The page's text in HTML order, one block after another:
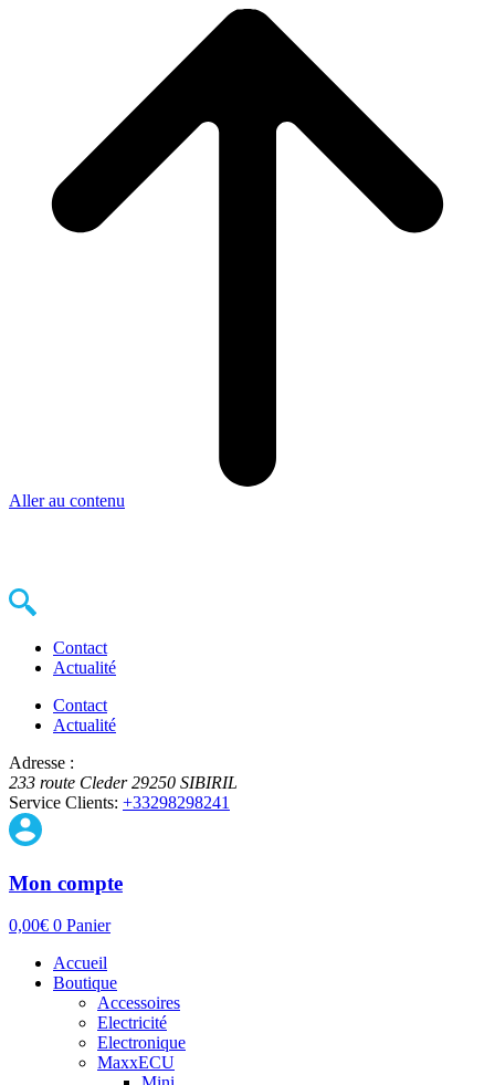
Aller au contenu
Contact
Actualité
Contact
Actualité
Adresse :
233 route Cleder 29250 SIBIRIL
Service Clients: +33298298241
Mon compte
0,00€ 0 Panier
Accueil
Boutique
Accessoires
Electricité
Electronique
MaxxECU